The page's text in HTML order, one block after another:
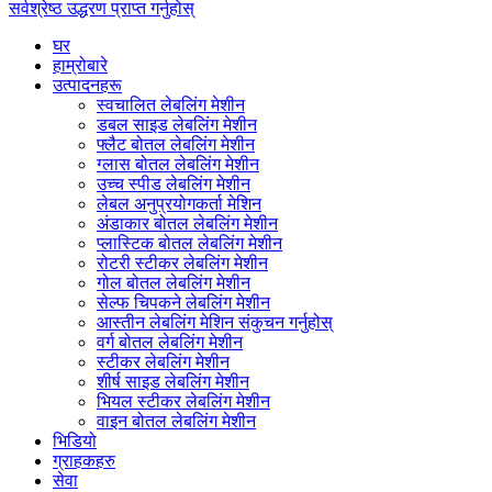
सर्वश्रेष्ठ उद्धरण प्राप्त गर्नुहोस्
घर
हाम्रोबारे
उत्पादनहरू
स्वचालित लेबलिंग मेशीन
डबल साइड लेबलिंग मेशीन
फ्लैट बोतल लेबलिंग मेशीन
ग्लास बोतल लेबलिंग मेशीन
उच्च स्पीड लेबलिंग मेशीन
लेबल अनुप्रयोगकर्ता मेशिन
अंडाकार बोतल लेबलिंग मेशीन
प्लास्टिक बोतल लेबलिंग मेशीन
रोटरी स्टीकर लेबलिंग मेशीन
गोल बोतल लेबलिंग मेशीन
सेल्फ चिपकने लेबलिंग मेशीन
आस्तीन लेबलिंग मेशिन संकुचन गर्नुहोस्
वर्ग बोतल लेबलिंग मेशीन
स्टीकर लेबलिंग मेशीन
शीर्ष साइड लेबलिंग मेशीन
भियल स्टीकर लेबलिंग मेशीन
वाइन बोतल लेबलिंग मेशीन
भिडियो
ग्राहकहरु
सेवा